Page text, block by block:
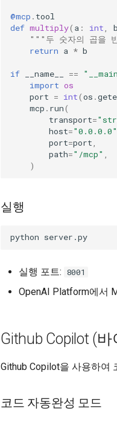
@mcp . tool
def multiply( a : int, b
"""두 숫자의 곱을
return a * b
if __name__ ==
import os
port = int(os .
mcp . run(
transport=
host="0.0.0.0"
port=port,
path="/mcp" ,
)
실행
python
실행 포트: 8001
OpenAI Platform에서
Github Copilot (
Github Copilot을 사용하여
코드 자동완성 모드